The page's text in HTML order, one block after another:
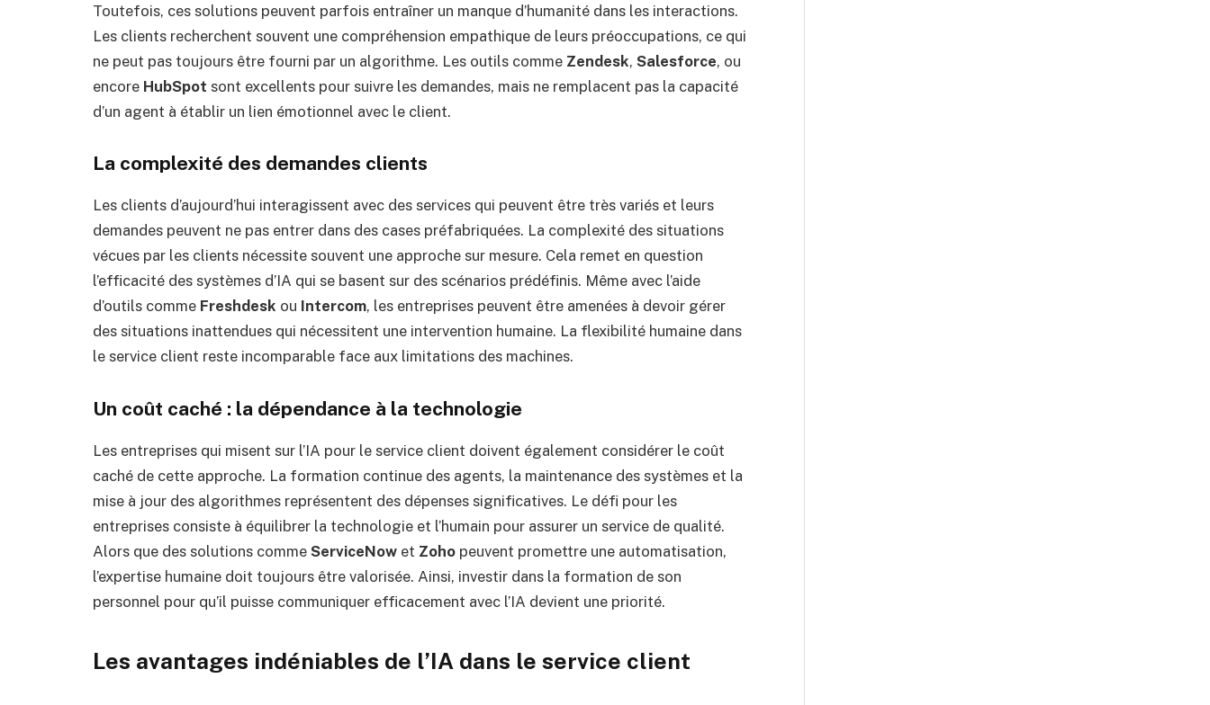
Toutefois, ces solutions peuvent parfois entraîner un manque d’humanité dans les interactions.
Les clients recherchent souvent une compréhension empathique de leurs préoccupations, ce qui
ne peut pas toujours être fourni par un algorithme. Les outils comme Zendesk, Salesforce, ou
encore HubSpot sont excellents pour suivre les demandes, mais ne remplacent pas la capacité
d’un agent à établir un lien émotionnel avec le client.
La complexité des demandes clients
Les clients d’aujourd’hui interagissent avec des services qui peuvent être très variés et leurs
demandes peuvent ne pas entrer dans des cases préfabriquées. La complexité des situations
vécues par les clients nécessite souvent une approche sur mesure. Cela remet en question
l’efficacité des systèmes d’IA qui se basent sur des scénarios prédéfinis. Même avec l’aide
d’outils comme Freshdesk ou Intercom, les entreprises peuvent être amenées à devoir gérer
des situations inattendues qui nécessitent une intervention humaine. La flexibilité humaine dans
le service client reste incomparable face aux limitations des machines.
Un coût caché : la dépendance à la technologie
Les entreprises qui misent sur l’IA pour le service client doivent également considérer le coût
caché de cette approche. La formation continue des agents, la maintenance des systèmes et la
mise à jour des algorithmes représentent des dépenses significatives. Le défi pour les
entreprises consiste à équilibrer la technologie et l’humain pour assurer un service de qualité.
Alors que des solutions comme ServiceNow et Zoho peuvent promettre une automatisation,
l’expertise humaine doit toujours être valorisée. Ainsi, investir dans la formation de son
personnel pour qu’il puisse communiquer efficacement avec l’IA devient une priorité.
Les avantages indéniables de l’IA dans le service client